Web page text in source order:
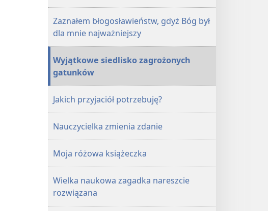
Zaznałem błogosławieństw, gdyż Bóg był
dla mnie najważniejszy
Wyjątkowe siedlisko zagrożonych
gatunków
Jakich przyjaciół potrzebuję?
Nauczycielka zmienia zdanie
Moja różowa książeczka
Wielka naukowa zagadka nareszcie
rozwiązana